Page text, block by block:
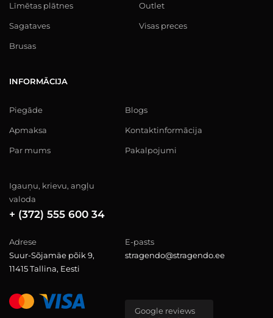
Līmētas plātnes
Sagataves
Brusas
Outlet
Visas preces
INFORMĀCIJA
Piegāde
Apmaksa
Par mums
Blogs
Kontaktinformācija
Pakalpojumi
Igauņu, krievu, angļu
valoda
+ (372) 555 600 34
Adrese
Suur-Sõjamäe põik 9,
11415 Tallina, Eesti
E-pasts
stragendo@stragendo.ee
Google reviews